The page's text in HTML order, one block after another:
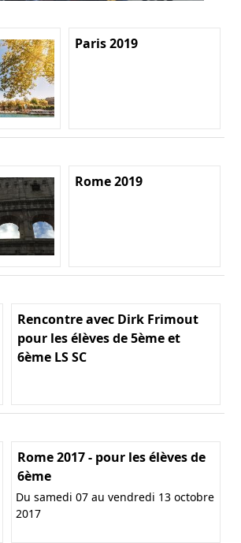
Paris 2019
Rome 2019
Rencontre avec Dirk Frimout
pour les élèves de 5ème et
6ème LS SC
Rome 2017 - pour les élèves de
6ème
Du samedi 07 au vendredi 13 octobre
2017